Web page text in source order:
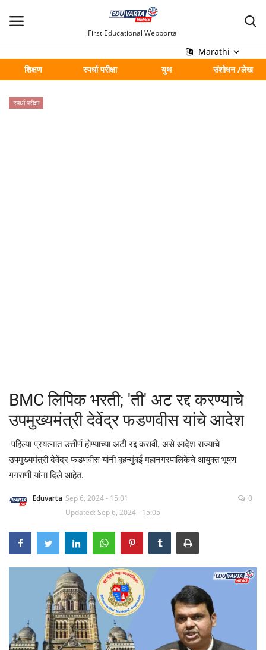
First Educational Webportal
Marathi
शिक्षण
स्पर्धा परीक्षा युथ संशोधन /लेख
मुख्य
Contact
गॅलरी
Language
English Marathi
स्पर्धा परीक्षा
BMC लिपिक भरती; 'ती' अट रद्द करण्याचे
उपमुख्यमंत्री देवेंद्र फडणवीस यांचे आदेश
पहिल्या प्रयत्नात उत्तीर्ण होण्याच्या अटी रद्द करावी, असे आदेश राज्याचे
उपमुख्यमंत्री देवेंद्र फडणवीस यांनी बृहन्मुंबई महानगरपालिकेचे आयुक्त भूषण
गगराणी यांना दिले आहेत.
Eduvarta Sep 6, 2024 - 15:01
Updated: Sep 6, 2024 - 15:05
0